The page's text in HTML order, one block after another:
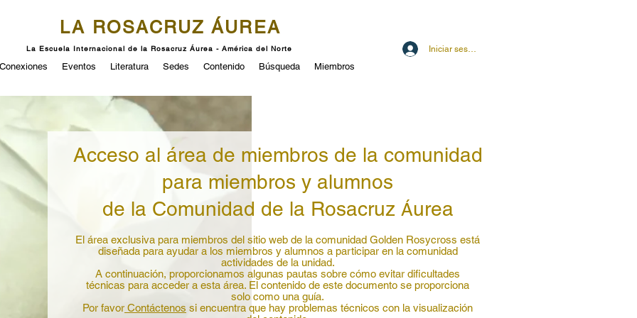
LA ROSACRUZ ÁUREA
La Escuela Internacional de la Rosacruz Áurea - América del Norte Iniciar sesión
Conexiones Eventos Literatura Sedes Contenido Búsqueda Miembros
Acceso al área de miembros de la comunidad
para miembros y alumnos
de la Comunidad de la Rosacruz Áurea
El área exclusiva para miembros del sitio web de la comunidad Golden Rosycross está
diseñada para ayudar a los miembros y alumnos a participar en la comunidad
actividades de la unidad.
A continuación, proporcionamos algunas pautas sobre cómo evitar dificultades
técnicas para acceder a esta área. El contenido de este documento se proporciona
solo como una guía.
Por favor Contáctenos si encuentra que hay problemas técnicos con la visualización